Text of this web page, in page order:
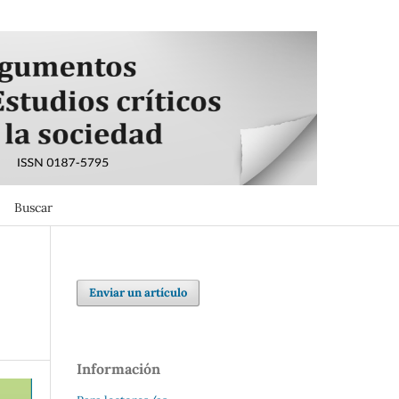
Buscar
Enviar un artículo
Información